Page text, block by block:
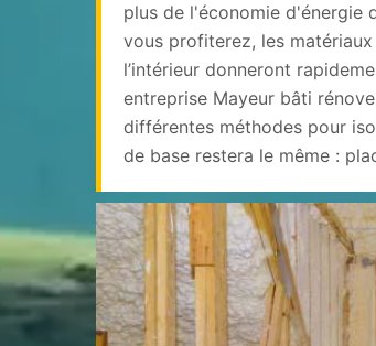
plus de l'économie d'énergie
vous profiterez, les
l’intérieur donneront
entreprise Mayeur bâti
différentes méthodes pour
de base restera le même :